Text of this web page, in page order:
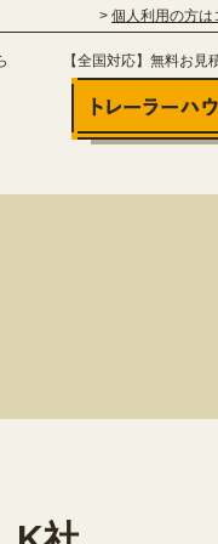
個人利用の方は
【全国対応】無料お